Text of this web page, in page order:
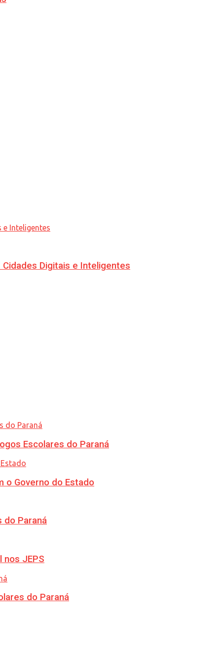
Digitais e Inteligentes
Escolares do Paraná
o Governo do Estado
do Paraná
JEPS
do Paraná